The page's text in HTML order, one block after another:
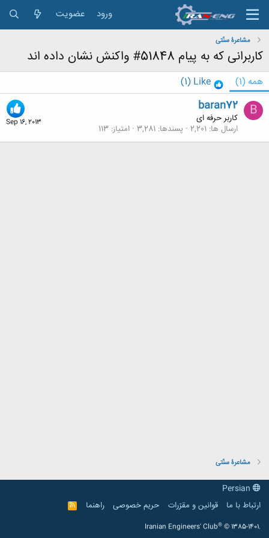
ورود عضویت
مشاعرۀ سنّتی
کاربرانی که به پیام 51848# واکنش نشان داده اند
همه (1)
Like
(1)
B
Sep 16, 2013
baran72
کاربر حرفه ای
ارسال ها 2,201 پسندها 3,281 امتیاز 113
مشاعرۀ سنّتی
ارتباط با ما
قوانین و مقرّرات حریم خصوصی راهنما
R
S
Iranian Engineers' Club® © 1385-1401.